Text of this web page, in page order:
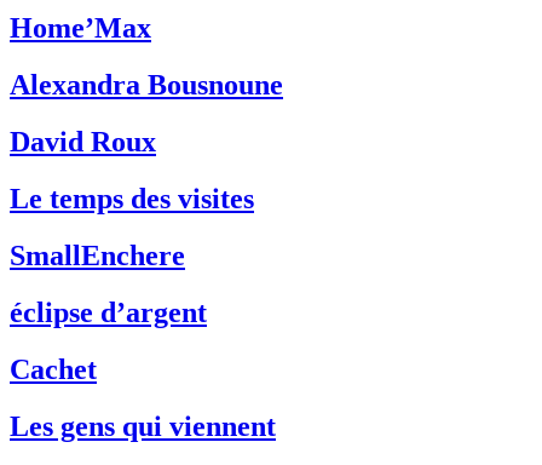
Home’Max
Alexandra Bousnoune
David Roux
Le temps des visites
SmallEnchere
éclipse d’argent
Cachet
Les gens qui viennent